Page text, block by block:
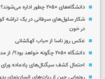
دانشگاه‌های ۲۰۵۰ چطور اداره می‌شوند؟
شکار سلول‌های سرطانی در یک تراشه
در خون
عکس روز ناسا از حباب کهکشانی
دانشگاه ۲۰۵۰ چگونه خواهد بود؟/ از مدرک‌محوری تا اکوسیستم یادگیری مادام‌العمر
احتمال کشف سیگنال‌های پادماده ورای
رونمایی چین از ربات‌های انسان‌نمای